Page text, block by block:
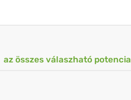
az összes válaszható potencia